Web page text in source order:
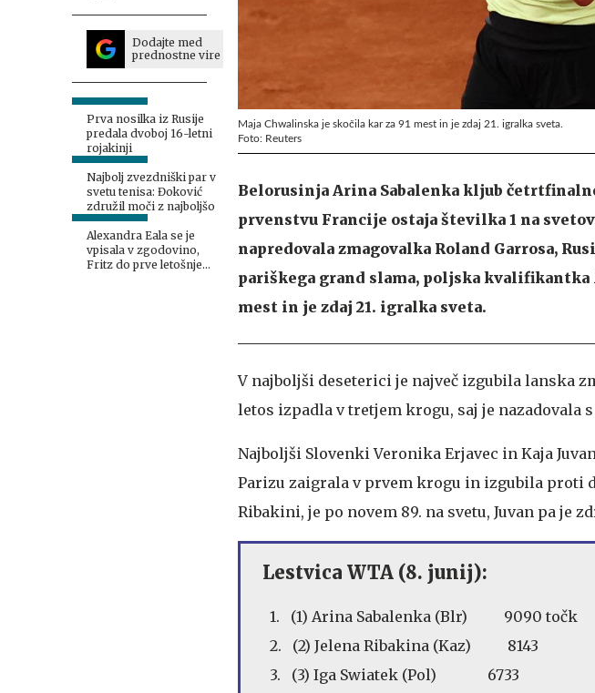
Dodajte med
prednostne vire
Prva nosilka iz Rusije
predala dvoboj 16-letni
rojakinji
Najbolj zvezdniški par v
svetu tenisa: Đoković
združil moči z najboljšo
Alexandra Eala se je
vpisala v zgodovino,
Fritz do prve letošnje
Maja Chwalinska je skočila kar za 91 mest in je zdaj 21. igralka sveta.
Foto: Reuters
Belorusinja Arina Sabalenka kljub
prvenstvu Francije ostaja številka 1 na
napredovala zmagovalka Roland Garrosa,
pariškega grand slama, poljska kvalifikantka
mest in je zdaj 21. igralka sveta.
V najboljši deseterici je največ izgubila lanska
letos izpadla v tretjem krogu, saj je nazadovala
Najboljši Slovenki Veronika Erjavec in Kaja
Parizu zaigrala v prvem krogu in izgubila proti
Ribakini, je po novem 89. na svetu, Juvan pa je
Lestvica WTA (8. junij):
1. (1) Arina Sabalenka (Blr) 9090 točk
2. (2) Jelena Ribakina (Kaz) 8143
3. (3) Iga Swiatek (Pol) 6733